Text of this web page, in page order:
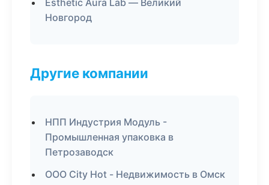
Esthetic Aura Lab — Великий
Новгород
Другие компании
НПП Индустрия Модуль -
Промышленная упаковка в
Петрозаводск
ООО City Hot - Недвижимость в Омск